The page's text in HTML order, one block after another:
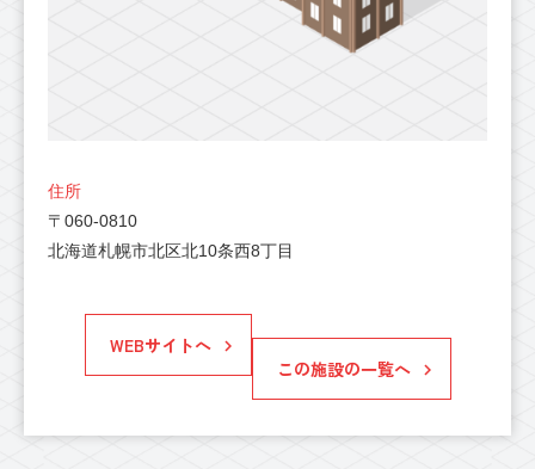
住所
〒060-0810
北海道札幌市北区北10条西8丁目
WEBサイトへ
この施設の一覧へ